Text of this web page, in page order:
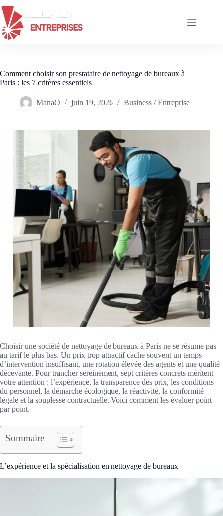
au
contenu
Comment choisir son prestataire de nettoyage de bureaux à
Paris : les 7 critères essentiels
ManaO juin 19, 2026 Business / Entreprise
Choisir une société de nettoyage de bureaux à Paris ne se résume pas
au tarif le plus bas. Un prix trop attractif cache souvent un temps
d’intervention insuffisant, une rotation élevée des agents et une qualité
décevante. Pour trancher sereinement, sept critères concrets méritent
votre attention : l’expérience, la transparence des prix, les conditions
du personnel, la démarche écologique, la réactivité, la conformité
légale et la souplesse contractuelle. Voici comment les évaluer point
par point.
Sommaire
L’expérience et la spécialisation en nettoyage de bureaux